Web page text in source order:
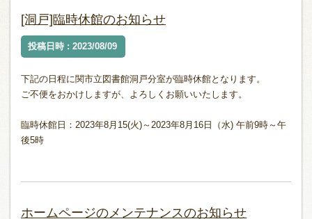
[洞戸]臨時休館のお知らせ
投稿日時 : 2023/08/09
下記の日程に関市立図書館洞戸分室が臨時休館となります。
ご不便をおかけしますが、よろしくお願いいたします。
臨時休館日：2023年8月15(火)～2023年8月16日（水) 午前9時～午
後5時
ホームページのメンテナンスのお知らせ